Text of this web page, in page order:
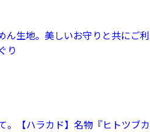
ん生地。美しいお守りと共にご利
り
。【ハラカド】名物『ヒトツブカ